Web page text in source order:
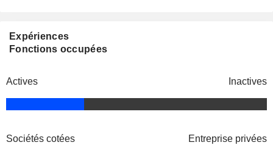
Expériences
Fonctions occupées
Actives Inactives
Sociétés cotées Entreprise privées